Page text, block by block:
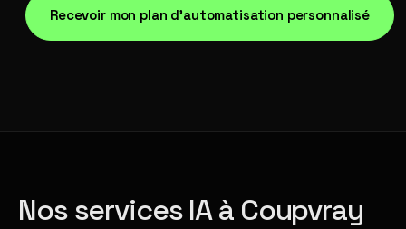
Recevoir mon plan d'automatisation personnalisé
Nos services IA à Coupvray